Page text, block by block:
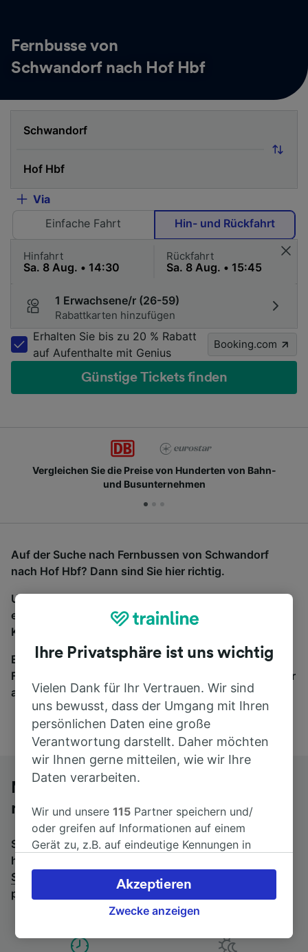
Fernbusse von
Schwandorf nach Hof Hbf
Via
Einfache Fahrt
Hin- und Rückfahrt
Hinfahrt Rückfahrt
1 Erwachsene/r (26-59)
Rabattkarten hinzufügen
Erhalten Sie bis zu 20 % Rabatt
auf Aufenthalte mit Genius
Booking.com
Günstige Tickets finden
Vergleichen Sie die Preise von Hunderten von Bahn-
und Busunternehmen
Auf der Suche nach Fernbussen von Schwandorf
nach Hof Hbf? Dann sind Sie hier richtig.
Um Bustickets zu finden, starten Sie einfach oben
eine Suche und wir vergleichen Fahrtzeiten und
Kosten für Bahn- und Busreisen miteinander.
Egal, wohin die Reise geht – starten Sie mit uns.
Finden Sie hier Fahrkarten für Verbindungen von mehr
als 170 Bahn- und Busunternehmen.
Mit dem Fernbus von Schwandorf
nach Hof Hbf
Suchen Sie nach einem Rückfahrtticket? Dann bitte
hier entlang:
Schwandorf
Wenn Sie lieber mit dem Zug fahren,
prüfen Sie die
Züge von Schwandorf bis Hof Hbf
Ihre Privatsphäre ist uns wichtig
Vielen Dank für Ihr Vertrauen. Wir sind
uns bewusst, dass der Umgang mit Ihren
persönlichen Daten eine große
Verantwortung darstellt. Daher möchten
wir Ihnen gerne mitteilen, wie wir Ihre
Daten verarbeiten.
Wir und unsere115 Partner speichern und/
oder greifen auf Informationen auf einem
Gerät zu, z.B. auf eindeutige Kennungen in
verarbeiten. Sie können Ihre Präferenzen
akzeptieren oder verwalten, einschließlich
Ihres Widerspruchsrechts bei berechtigtem
besuchen Sie jederzeit die Seite der
Zwecke anzeigen
Akzeptieren